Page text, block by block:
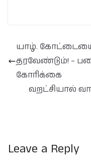
யாழ்.
தரவேண்டும்! –
கோரிக்கை
வறட்சியால்
Leave a Reply